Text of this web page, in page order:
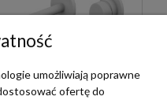
Paffoni
umożliwiają poprawne
ofertę do